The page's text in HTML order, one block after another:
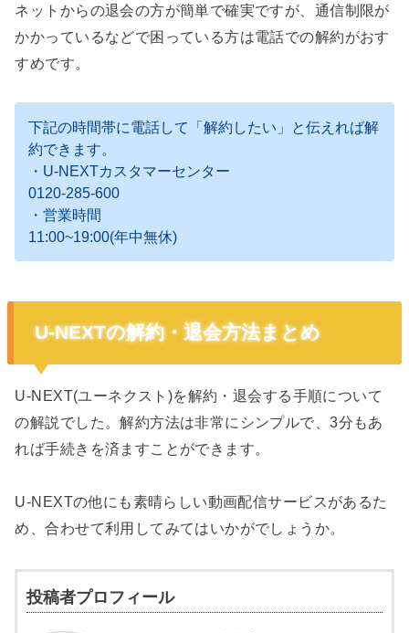
ネットからの退会の方が簡単で確実ですが、通信制限が
かかっているなどで困っている方は電話での解約がおす
すめです。
下記の時間帯に電話して「解約したい」と伝えれば解
約できます。
・U-NEXTカスタマーセンター
0120-285-600
・営業時間
11:00~19:00(年中無休)
U-NEXTの解約・退会方法まとめ
U-NEXT(ユーネクスト)を解約・退会する手順について
の解説でした。解約方法は非常にシンプルで、3分もあ
れば手続きを済ますことができます。
U-NEXTの他にも素晴らしい動画配信サービスがあるた
め、合わせて利用してみてはいかがでしょうか。
投稿者プロフィール